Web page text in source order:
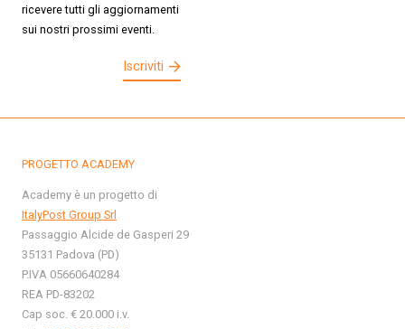
ricevere tutti gli aggiornamenti
sui nostri prossimi eventi.
Iscriviti
PROGETTO ACADEMY
Academy è un progetto di
ItalyPost Group Srl
Passaggio Alcide de Gasperi 29
35131 Padova (PD)
P.IVA 05660640284
REA PD-83202
Cap soc. € 20.000 i.v.